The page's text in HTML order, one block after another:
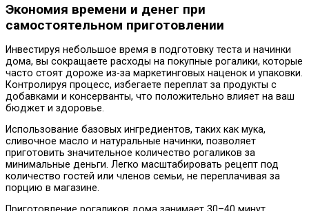
Экономия времени и денег при
самостоятельном приготовлении
Инвестируя небольшое время в подготовку теста и начинки
дома, вы сокращаете расходы на покупные рогалики, которые
часто стоят дороже из-за маркетинговых наценок и упаковки.
Контролируя процесс, избегаете переплат за продукты с
добавками и консерванты, что положительно влияет на ваш
бюджет и здоровье.
Использование базовых ингредиентов, таких как мука,
сливочное масло и натуральные начинки, позволяет
приготовить значительное количество рогаликов за
минимальные деньги. Легко масштабировать рецепт под
количество гостей или членов семьи, не переплачивая за
порцию в магазине.